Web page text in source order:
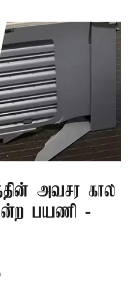
அவசர கால
பயணி -